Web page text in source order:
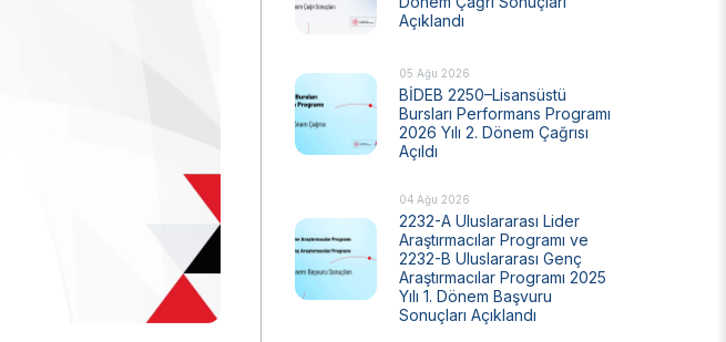
Ulusal Metroloji Enstitüsü (UME)
(UZAY)
Kutup Araştırmaları Enstitüsü (KARE)
Açıklandı
05 Ağu 2026
BİDEB 2250–Lisansüstü
Bursları Performans Programı
2026 Yılı 2. Dönem Çağrısı
Açıldı
04 Ağu 2026
2232-A Uluslararası Lider
Araştırmacılar Programı ve
2232-B Uluslararası Genç
Araştırmacılar Programı 2025
Yılı 1. Dönem Başvuru
Sonuçları Açıklandı